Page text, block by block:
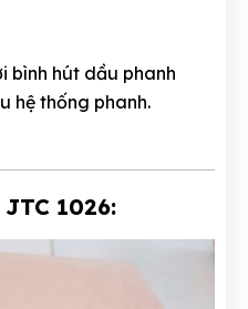
bình hút dầu phanh
hệ thống phanh.
1026: